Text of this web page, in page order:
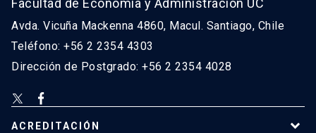
Facultad de Economía y Administración UC
Avda. Vicuña Mackenna 4860, Macul. Santiago, Chile
Teléfono: +56 2 2354 4303
Dirección de Postgrado: +56 2 2354 4028
ACREDITACIÓN